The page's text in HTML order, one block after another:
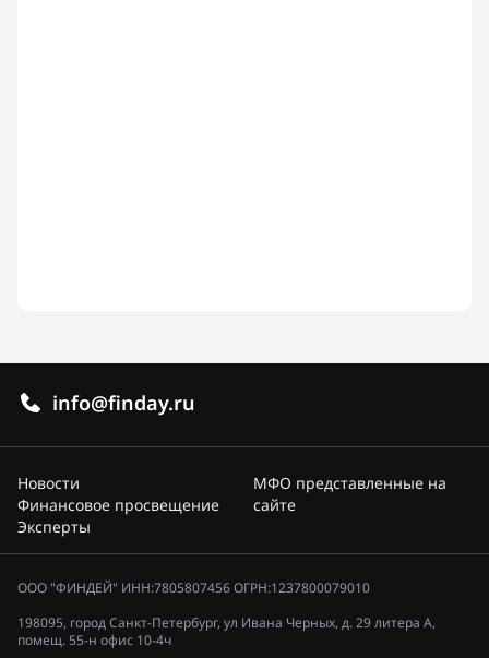
info@finday.ru
Новости
Финансовое просвещение
Эксперты
МФО представленные на
сайте
ООО "ФИНДЕЙ" ИНН:7805807456 ОГРН:1237800079010
198095, город Санкт-Петербург, ул Ивана Черных, д. 29 литера А,
помещ. 55-н офис 10-4ч